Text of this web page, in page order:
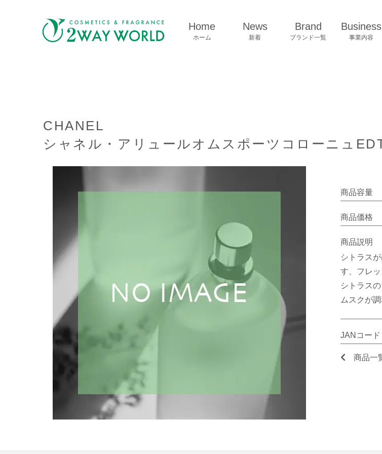
Home
ホーム
News
新着
Brand
ブランド一覧
Business
事業内容
CHANEL
シャネル・アリュールオムスポーツコローニュ
商品容量
商品価格
商品説明
シトラス
す、フレ
シトラス
ムスクが
JANコード
商品一